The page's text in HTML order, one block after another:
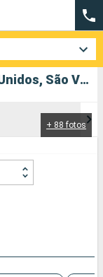
Cruzeiro Oceania Vista: Estados Unidos, São Vincente e Granadinas, Antigua e Barbuda, Santa Lucia, Grenada, Aruba partindo de Nova Iorque
+ 88 fotos